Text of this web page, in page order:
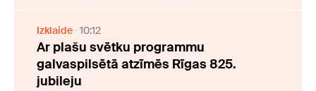
Izklaide 10:12
Ar plašu svētku programmu
galvaspilsētā atzīmēs Rīgas 825.
jubileju